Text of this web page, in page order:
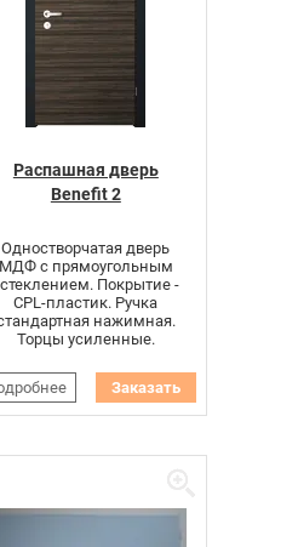
Распашная дверь
Benefit 2
Одностворчатая дверь
МДФ с прямоугольным
Покрытие -
CPL-пластик. Ручка
нажимная.
Торцы усиленные.
Заказать